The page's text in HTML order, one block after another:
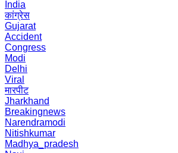
India
कांग्रेस
Gujarat
Accident
Congress
Modi
Delhi
Viral
मारपीट
Jharkhand
Breakingnews
Narendramodi
Nitishkumar
Madhya_pradesh